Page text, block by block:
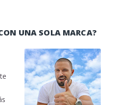
UNA SOLA MARCA?